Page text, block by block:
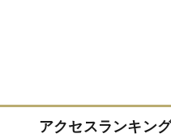
アクセスランキン